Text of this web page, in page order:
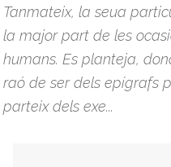
Tanmateix, la seua
la major part de les
humans. Es planteja,
raó de ser dels epígrafs
parteix dels exe...